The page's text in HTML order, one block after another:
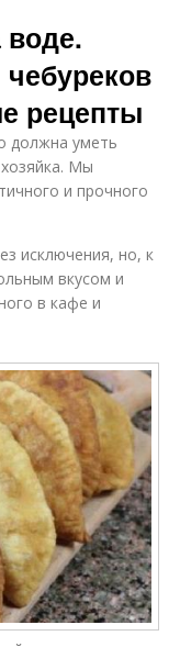
воде.
рецепты
должна уметь
Мы
и прочного
исключения, но, к
вкусом и
в кафе и